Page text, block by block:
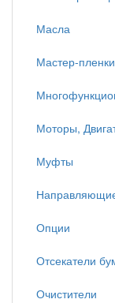
Масла
Мастер-пленки
Моторы,
Муфты
Опции
Отсекатели
Очистители